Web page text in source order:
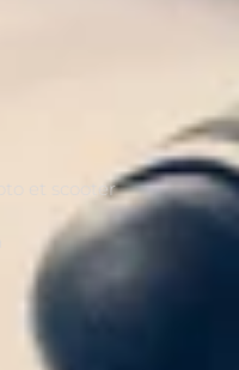
et scooter